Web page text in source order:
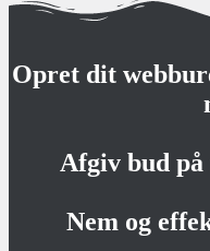
Opret dit
Afgiv bud på
Nem og